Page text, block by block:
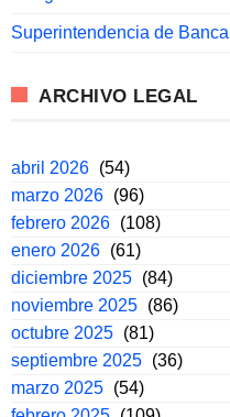
Superintendencia de
ARCHIVO LEGAL
abril 2026 (54)
marzo 2026 (96)
febrero 2026 (108)
enero 2026 (61)
diciembre 2025 (84)
noviembre 2025 (86)
octubre 2025 (81)
septiembre 2025 (36)
marzo 2025 (54)